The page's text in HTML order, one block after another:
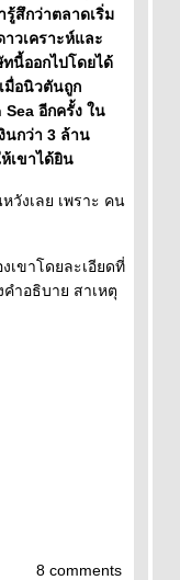
สึกว่าตลาดเริ่ม
วเคราะห์และ
นี้ออกไปโดยได้
มื่อนิวตันถูก
อีกครั้ง ใน
นกว่า 3 ล้าน
เขาได้ยิน
งเลย เพราะ คน
เขาโดยละเอียดที่
ำอธิบาย สาเหตุ
8 comments